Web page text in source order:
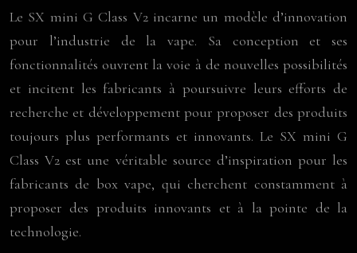
Le SX mini G Class V2 incarne un modèle d’innovation
pour l’industrie de la vape. Sa conception et ses
fonctionnalités ouvrent la voie à de nouvelles possibilités
et incitent les fabricants à poursuivre leurs efforts de
recherche et développement pour proposer des produits
toujours plus performants et innovants. Le SX mini G
Class V2 est une véritable source d’inspiration pour les
fabricants de box vape, qui cherchent constamment à
proposer des produits innovants et à la pointe de la
technologie.